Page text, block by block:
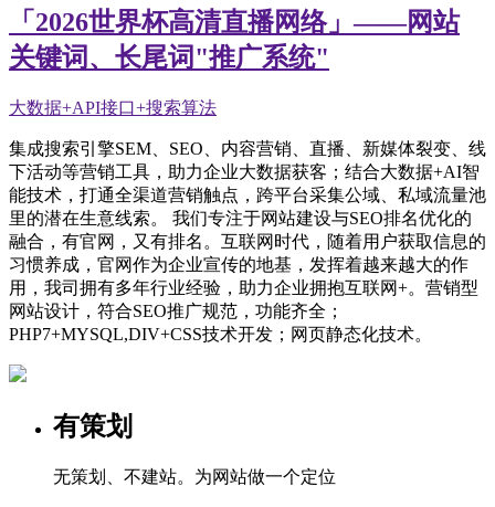
「2026世界杯高清直播网络」——网站
关键词、长尾词"推广系统"
大数据+API接口+搜索算法
集成搜索引擎SEM、SEO、内容营销、直播、新媒体裂变、线
下活动等营销工具，助力企业大数据获客；结合大数据+AI智
能技术，打通全渠道营销触点，跨平台采集公域、私域流量池
里的潜在生意线索。 我们专注于网站建设与SEO排名优化的
融合，有官网，又有排名。互联网时代，随着用户获取信息的
习惯养成，官网作为企业宣传的地基，发挥着越来越大的作
用，我司拥有多年行业经验，助力企业拥抱互联网+。营销型
网站设计，符合SEO推广规范，功能齐全；
PHP7+MYSQL,DIV+CSS技术开发；网页静态化技术。
有策划
无策划、不建站。为网站做一个定位